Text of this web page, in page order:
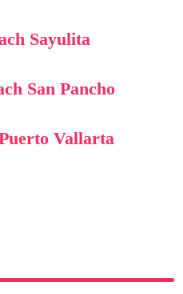
Sayulita
San Pancho
Vallarta